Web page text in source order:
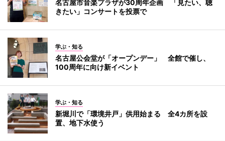
名古屋市音楽プラザが30周年企画 「見たい、聴
きたい」コンサートを投票で
学ぶ・知る
名古屋公会堂が「オープンデー」 全館で催し、
100周年に向け新イベント
学ぶ・知る
新堀川で「環境井戸」供用始まる 全4カ所を設
置、地下水使う